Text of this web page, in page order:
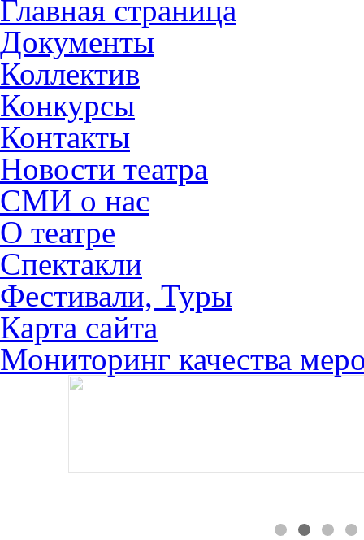
Главная страница
Документы
Коллектив
Конкурсы
Контакты
Новости театра
СМИ о нас
О театре
Спектакли
Фестивали, Туры
Карта сайта
Мониторинг качества